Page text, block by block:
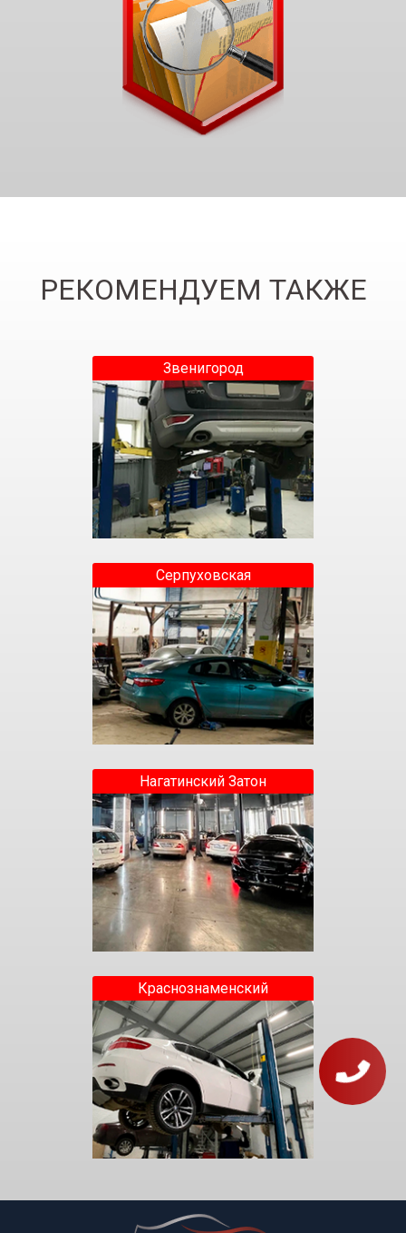
РЕКОМЕНДУЕМ ТАКЖЕ
Звенигород
Серпуховская
Нагатинский Затон
Краснознаменский